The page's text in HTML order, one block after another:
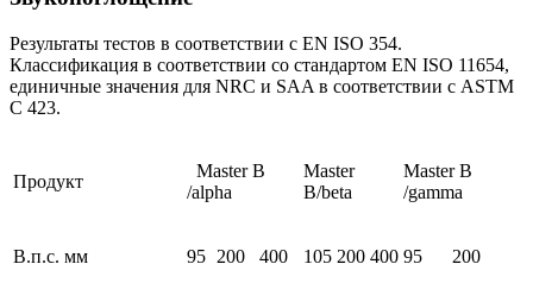
Результаты тестов в соответствии с EN ISO 354.
Классификация в соответствии со стандартом EN ISO 11654,
единичные значения для NRC и SAA в соответствии с ASTM
C 423.
Продукт
Master B
/alpha
Master
B/beta
Master B
/gamma
В.п.с. мм 95 200 400 105 200 400 95 200